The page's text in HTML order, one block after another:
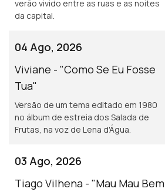
verão vivido entre as ruas e as noites
da capital.
04 Ago, 2026
Viviane - "Como Se Eu Fosse
Tua"
Versão de um tema editado em 1980
no álbum de estreia dos Salada de
Frutas, na voz de Lena d'Água.
03 Ago, 2026
Tiago Vilhena - "Mau Mau Bem